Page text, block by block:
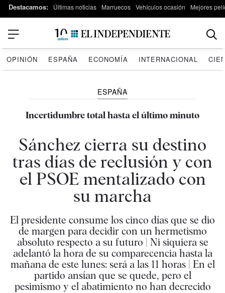
Destacamos: Últimas noticias Marruecos Vehículos ocasión Mejores
OPINIÓN ESPAÑA ECONOMÍA INTERNACIONAL
ESPAÑA
Incertidumbre total hasta el último minuto
Sánchez cierra su destino
tras días de reclusión y con
el PSOE mentalizado con
su marcha
El presidente consume los cinco días que se dio
de margen para decidir con un hermetismo
absoluto respecto a su futuro | Ni siquiera se
adelantó la hora de su comparecencia hasta la
mañana de este lunes: será a las 11 horas | En el
partido ansían que se quede, pero el
pesimismo y el abatimiento no han decrecido